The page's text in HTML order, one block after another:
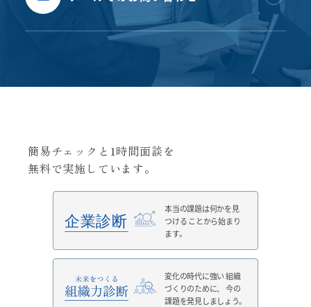
簡易チェックと1時間面談を
無料で実施しています。
本当の課題は何かを見
つける ことから始まり
ます。
変化の時代に強い組織
づくりのために、
今の
課題を発見しましょう。